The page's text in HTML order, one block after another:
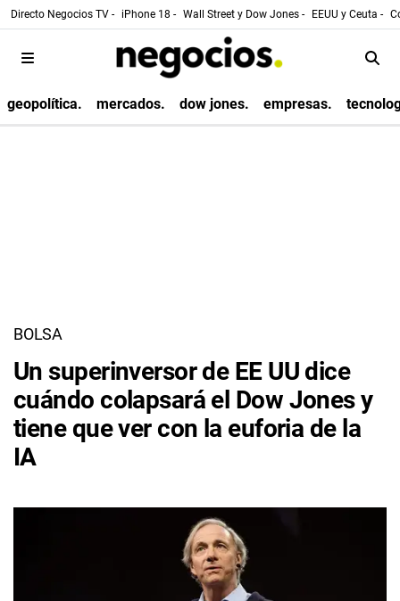
Directo Negocios TV - iPhone 18 - Wall Street y Dow Jones - EEUU y Ceuta -
geopolítica. mercados. dow jones. empresas.
BOLSA
Un superinversor de EE UU dice
cuándo colapsará el Dow Jones y
tiene que ver con la euforia de la
IA